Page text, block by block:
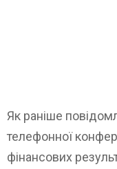
Як раніше
телефонної
фінансових